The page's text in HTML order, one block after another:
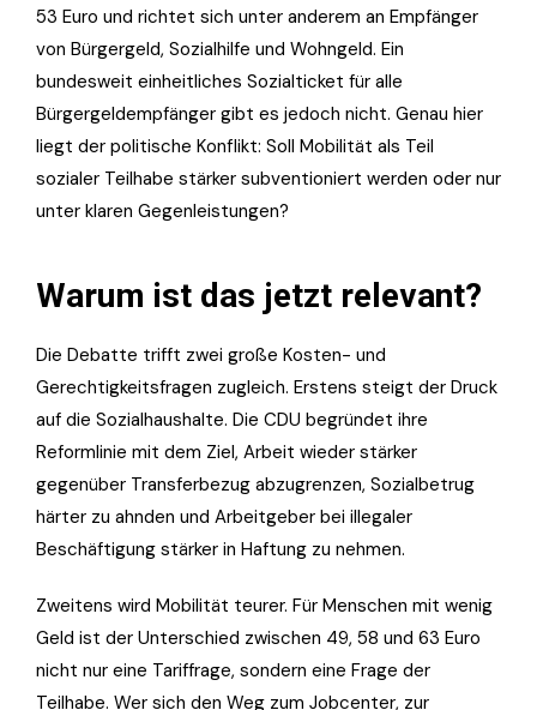
53 Euro und richtet sich unter anderem an Empfänger
von Bürgergeld, Sozialhilfe und Wohngeld. Ein
bundesweit einheitliches Sozialticket für alle
Bürgergeldempfänger gibt es jedoch nicht. Genau hier
liegt der politische Konflikt: Soll Mobilität als Teil
sozialer Teilhabe stärker subventioniert werden oder nur
unter klaren Gegenleistungen?
Warum ist das jetzt relevant?
Die Debatte trifft zwei große Kosten- und
Gerechtigkeitsfragen zugleich. Erstens steigt der Druck
auf die Sozialhaushalte. Die CDU begründet ihre
Reformlinie mit dem Ziel, Arbeit wieder stärker
gegenüber Transferbezug abzugrenzen, Sozialbetrug
härter zu ahnden und Arbeitgeber bei illegaler
Beschäftigung stärker in Haftung zu nehmen.
Zweitens wird Mobilität teurer. Für Menschen mit wenig
Geld ist der Unterschied zwischen 49, 58 und 63 Euro
nicht nur eine Tariffrage, sondern eine Frage der
Teilhabe. Wer sich den Weg zum Jobcenter, zur